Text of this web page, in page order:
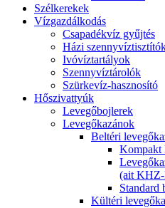
Szélkerekek
Vízgazdálkodás
Csapadékvíz gyűjtés
Házi
Ivóvíztartályok
Szennyvíztárolók
Szürkevíz-hasznosító
Hőszivattyúk
Levegőbojlerek
Levegőkazánok
Beltéri
Kompakt
(ait
Standard
Kültéri